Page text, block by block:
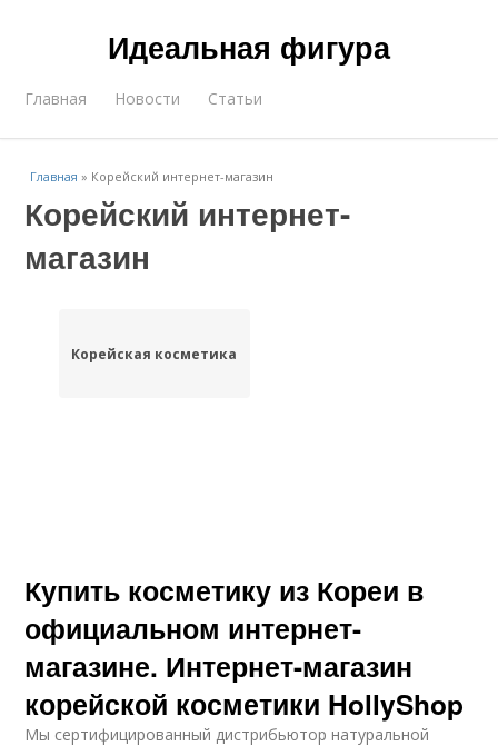
Идеальная фигура
Главная Новости Статьи
Главная » Корейский интернет-магазин
Корейский интернет-
магазин
Корейская косметика
Купить косметику из Кореи в
официальном интернет-
магазине. Интернет-магазин
корейской косметики HollyShop
Мы сертифицированный дистрибьютор натуральной